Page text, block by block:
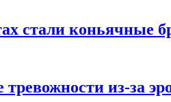
стали коньячные
из-за